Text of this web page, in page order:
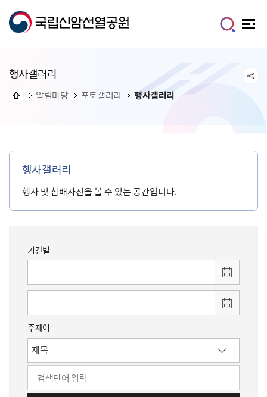
행사갤러리
알림마당 포토갤러리 행사갤러리
행사갤러리
행사 및 참배사진을 볼 수 있는 공간입니다.
기간별
주제어